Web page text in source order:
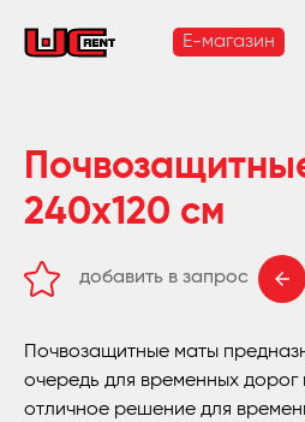
E-магазин
240x120 см
добавить в запрос
Почвозащитные маты
очередь для временных
отличное решение для